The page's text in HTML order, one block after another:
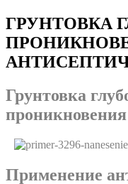
ГРУНТОВКА
Грунтовка
Применение